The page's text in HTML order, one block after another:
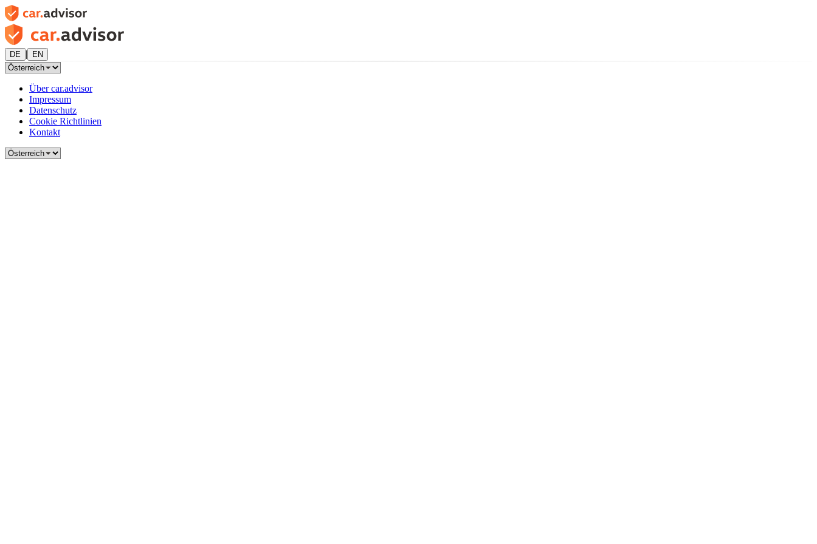
DE | EN
Über car.advisor
Impressum
Datenschutz
Cookie Richtlinien
Kontakt